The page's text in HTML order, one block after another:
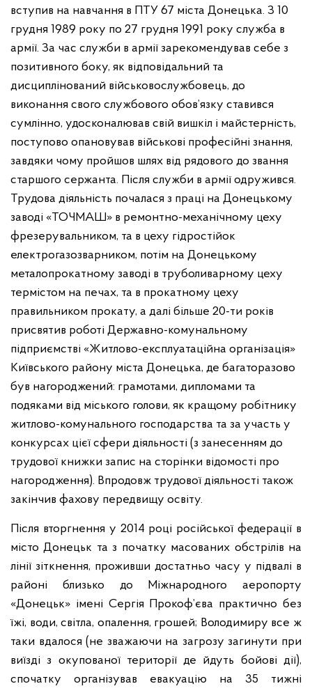
вступив на навчання в ПТУ 67 міста Донецька. З 10
грудня 1989 року по 27 грудня 1991 року служба в
армії. За час служби в армії зарекомендував себе з
позитивного боку, як відповідальний та
дисциплінований військовослужбовець, до
виконання свого службового обов’язку ставився
сумлінно, удосконалював свій вишкіл і майстерність,
поступово опановував військові професійні знання,
завдяки чому пройшов шлях від рядового до звання
старшого сержанта. Після служби в армії одружився.
Трудова діяльність почалася з праці на Донецькому
заводі «ТОЧМАШ» в ремонтно-механічному цеху
фрезерувальником, та в цеху гідростійок
електрогазозварником, потім на Донецькому
металопрокатному заводі в труболиварному цеху
термістом на печах, та в прокатному цеху
правильником прокату, а далі більше 20-ти років
присвятив роботі Державно-комунальному
підприємстві «Житлово-експлуатаційна організація»
Київського району міста Донецька, де багаторазово
був нагороджений: грамотами, дипломами та
подяками від міського голови, як кращому робітнику
житлово-комунального господарства та за участь у
конкурсах цієї сфери діяльності (з занесенням до
трудової книжки запис на сторінки відомості про
нагородження). Впродовж трудової діяльності також
закінчив фахову передвищу освіту.
Після вторгнення у 2014 році російської федерації в
місто Донецьк та з початку масованих обстрілів на
лінії зіткнення, проживши достатньо часу у підвалі в
районі близько до Міжнародного аеропорту
«Донецьк» імені Сергія Прокоф’єва практично без
їжі, води, світла, опалення, грошей; Володимиру все ж
таки вдалося (не зважаючи на загрозу загинути при
виїзді з окупованої території де йдуть бойові дії),
спочатку організував евакуацію на 35 тижні